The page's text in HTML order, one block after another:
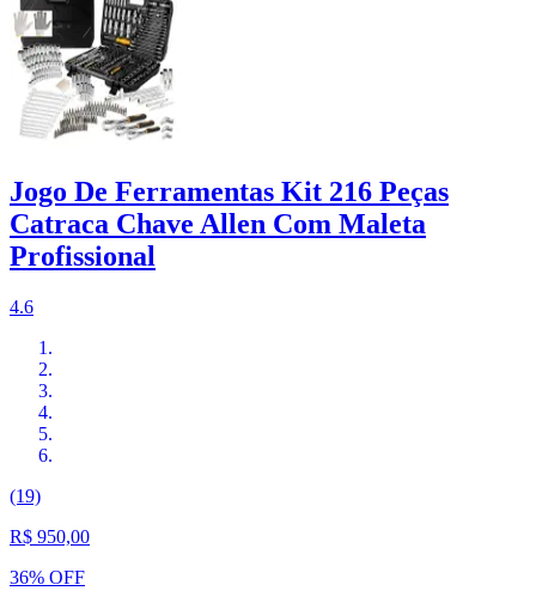
Jogo De Ferramentas Kit 216 Peças
Catraca Chave Allen Com Maleta
Profissional
4.6
(19)
R$ 950,00
36% OFF